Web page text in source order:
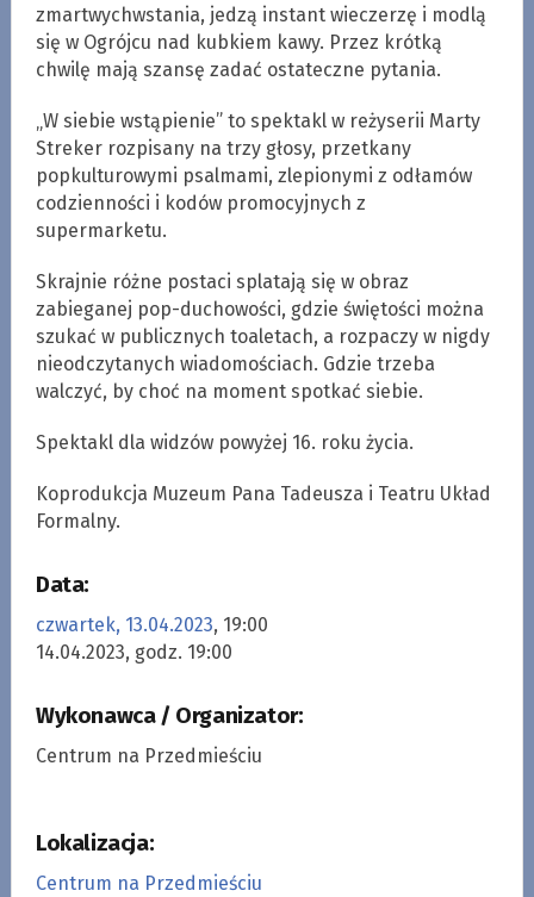
zmartwychwstania, jedzą instant wieczerzę i modlą
się w Ogrójcu nad kubkiem kawy. Przez krótką
chwilę mają szansę zadać ostateczne pytania.
„W siebie wstąpienie” to spektakl w reżyserii Marty
Streker rozpisany na trzy głosy, przetkany
popkulturowymi psalmami, zlepionymi z odłamów
codzienności i kodów promocyjnych z
supermarketu.
Skrajnie różne postaci splatają się w obraz
zabieganej pop-duchowości, gdzie świętości można
szukać w publicznych toaletach, a rozpaczy w nigdy
nieodczytanych wiadomościach. Gdzie trzeba
walczyć, by choć na moment spotkać siebie.
Spektakl dla widzów powyżej 16. roku życia.
Koprodukcja Muzeum Pana Tadeusza i Teatru Układ
Formalny.
Data:
czwartek, 13.04.2023, 19:00
14.04.2023, godz. 19:00
Wykonawca / Organizator:
Centrum na Przedmieściu
Lokalizacja:
Centrum na Przedmieściu